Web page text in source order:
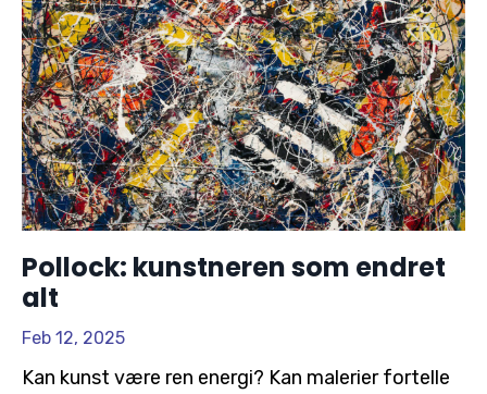
Pollock: kunstneren som endret
alt
Feb 12, 2025
Kan kunst være ren energi? Kan malerier fortelle